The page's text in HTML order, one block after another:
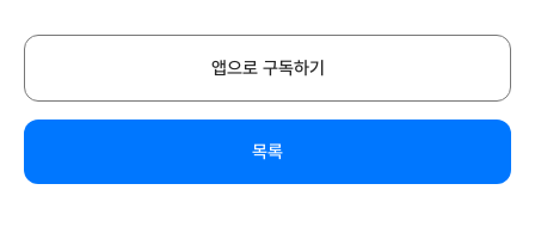
앱으로 구독하기
목록